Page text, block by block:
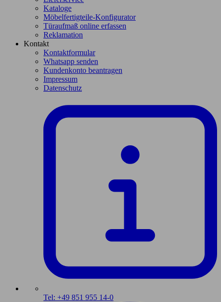
Kataloge
Möbelfertigteile-Konfigurator
Türaufmaß online erfassen
Reklamation
Kontakt
Kontaktformular
Whatsapp senden
Kundenkonto beantragen
Impressum
Datenschutz
Tel: +49 851 955 14-0